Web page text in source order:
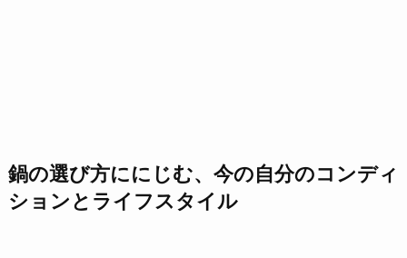
鍋の選び方ににじむ、今の自分のコンディ
ションとライフスタイル